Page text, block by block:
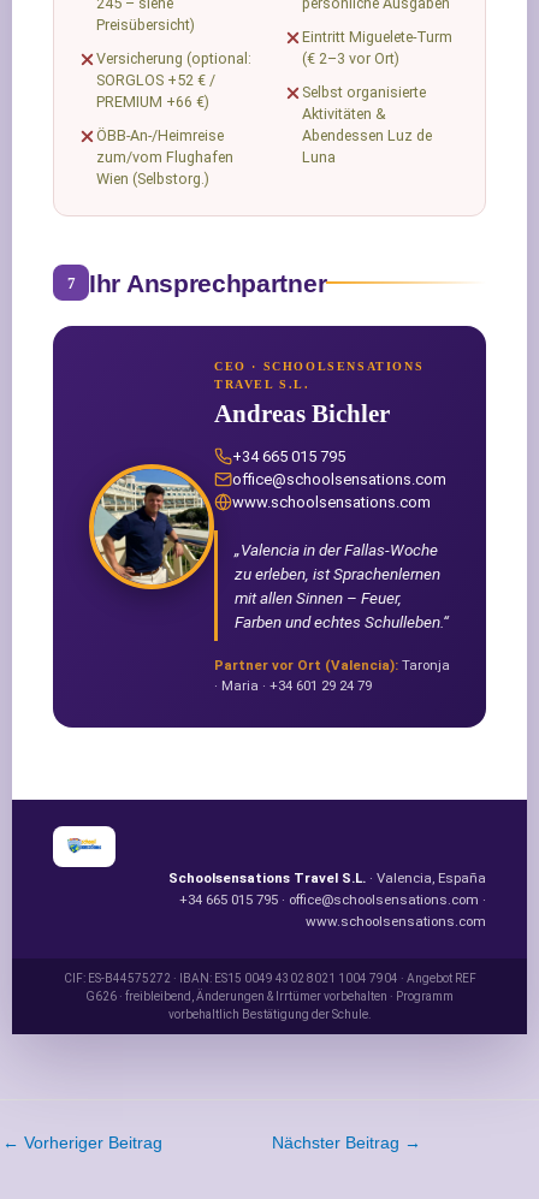
Preisübersicht)
Versicherung (optional:
SORGLOS +52 € /
PREMIUM +66 €)
ÖBB-An-/Heimreise
zum/vom Flughafen
Wien (Selbstorg.)
Eintritt Miguelete-Turm
(€ 2–3 vor Ort)
Selbst organisierte
Aktivitäten &
Abendessen Luz de
Luna
7 Ihr Ansprechpartner
CEO · SCHOOLSENSATIONS
TRAVEL S.L.
Andreas Bichler
+34 665 015 795
office@schoolsensations.com
www.schoolsensations.com
„Valencia in der Fallas-Woche
zu erleben, ist Sprachenlernen
mit allen Sinnen – Feuer,
Farben und echtes Schulleben.“
Partner vor Ort (Valencia): Taronja
· Maria · +34 601 29 24 79
Schoolsensations Travel S.L. · Valencia, España
+34 665 015 795 · office@schoolsensations.com ·
www.schoolsensations.com
CIF: ES-B44575272 · IBAN: ES15 0049 4302 8021 1004 7904 · Angebot REF
G626 · freibleibend, Änderungen & Irrtümer vorbehalten · Programm
vorbehaltlich Bestätigung der Schule.
← Vorheriger Beitrag Nächster Beitrag →